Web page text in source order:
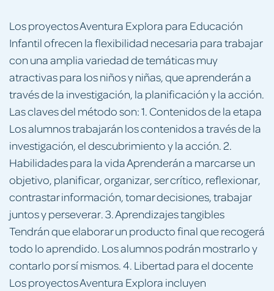
Los proyectos Aventura Explora para Educación
Infantil ofrecen la flexibilidad necesaria para trabajar
con una amplia variedad de temáticas muy
atractivas para los niños y niñas, que aprenderán a
través de la investigación, la planificación y la acción.
Las claves del método son: 1. Contenidos de la etapa
Los alumnos trabajarán los contenidos a través de la
investigación, el descubrimiento y la acción. 2.
Habilidades para la vida Aprenderán a marcarse un
objetivo, planificar, organizar, ser crítico, reflexionar,
contrastar información, tomar decisiones, trabajar
juntos y perseverar. 3. Aprendizajes tangibles
Tendrán que elaborar un producto final que recogerá
todo lo aprendido. Los alumnos podrán mostrarlo y
contarlo por sí mismos. 4. Libertad para el docente
Los proyectos Aventura Explora incluyen